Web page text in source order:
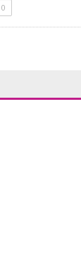
0